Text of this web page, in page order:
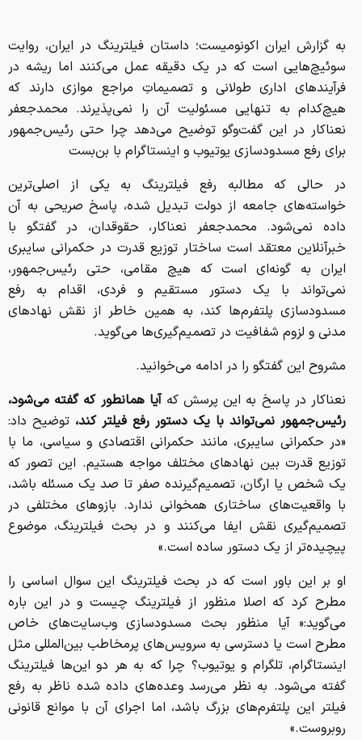
به گزارش ایران اکونومیست؛ داستان فیلترینگ در ایران، روایت
سوئیچ‌هایی است که در یک دقیقه عمل می‌کنند اما ریشه در
فرآیندهای اداری طولانی و تصمیماتِ مراجع موازی دارند که
هیچ‌کدام به تنهایی مسئولیت آن را نمی‌پذیرند. محمدجعفر
نعناکار در این گفت‌وگو توضیح می‌دهد چرا حتی رئیس‌جمهور
برای رفع مسدودسازی یوتیوب و اینستاگرام با بن‌بست
در حالی که مطالبه رفع فیلترینگ به یکی از اصلی‌ترین
خواسته‌های جامعه از دولت تبدیل شده، پاسخ صریحی به آن
داده نمی‌شود. محمدجعفر نعناکار، حقوقدان، در گفتگو با
خبرآنلاین معتقد است ساختار توزیع قدرت در حکمرانی سایبری
ایران به گونه‌ای است که هیچ مقامی، حتی رئیس‌جمهور،
نمی‌تواند با یک دستور مستقیم و فردی، اقدام به رفع
مسدودسازی پلتفرم‌ها کند، به همین خاطر از نقش نهادهای
مدنی و لزوم شفافیت در تصمیم‌گیری‌ها می‌گوید.
مشروح این گفتگو را در ادامه می‌خوانید.
نعناکار در پاسخ به این پرسش کهآیا همانطور که گفته می‌شود،
رئیس‌جمهور نمی‌تواند با یک دستور رفع فیلتر کند، توضیح داد:
«در حکمرانی سایبری، مانند حکمرانی اقتصادی و سیاسی، ما با
توزیع قدرت بین نهادهای مختلف مواجه هستیم. این تصور که
یک شخص یا ارگان، تصمیم‌گیرنده صفر تا صد یک مسئله باشد،
با واقعیت‌های ساختاری همخوانی ندارد. بازوهای مختلفی در
تصمیم‌گیری نقش ایفا می‌کنند و در بحث فیلترینگ، موضوع
پیچیده‌تر از یک دستور ساده است.»
او بر این باور است که در بحث فیلترینگ این سوال اساسی را
مطرح کرد که اصلا منظور از فیلترینگ چیست و در این باره
می‌گوید:« آیا منظور بحث مسدودسازی وب‌سایت‌های خاص
مطرح است یا دسترسی به سرویس‌های پرمخاطب بین‌المللی مثل
اینستاگرام، تلگرام و یوتیوب؟ چرا که به هر دو این‌ها فیلترینگ
گفته می‌شود. به نظر می‌رسد وعده‌های داده شده ناظر به رفع
فیلتر این پلتفرم‌های بزرگ باشد، اما اجرای آن با موانع قانونی
روبروست.»